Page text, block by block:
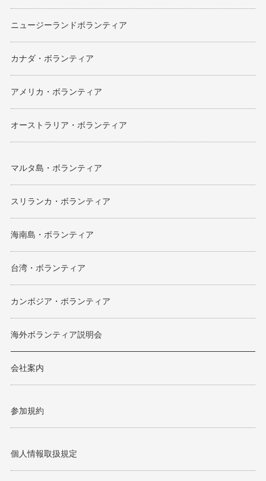
ニュージーランドボランティア
カナダ・ボランティア
アメリカ・ボランティア
オーストラリア・ボランティア
マルタ島・ボランティア
スリランカ・ボランティア
海南島・ボランティア
台湾・ボランティア
カンボジア・ボランティア
海外ボランティア説明会
会社案内
参加規約
個人情報取扱規定